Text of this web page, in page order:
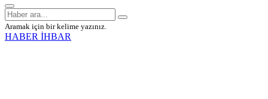
Aramak için bir kelime yazınız.
HABER İHBAR